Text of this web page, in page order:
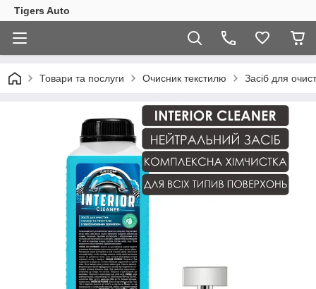
Tigers Auto
Товари та послуги Очисник текстилю Засіб для